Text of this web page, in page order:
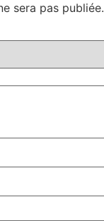
sera pas publiée.